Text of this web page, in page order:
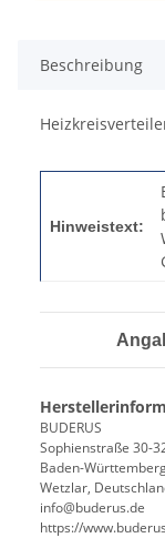
Beschreibung
Hinweistext:
BUDERUS
Sophienstraße 30-
Baden-
Wetzlar,
info@buderus.de
https://